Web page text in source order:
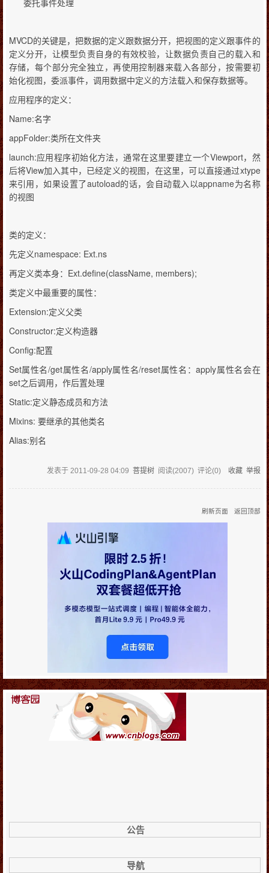
委托事件处理
MVCD的关键是，把数据的定义跟数据分开，把视图的定义跟事件的
定义分开，让模型负责自身的有效校验，让数据负责自己的载入和
存储，每个部分完全独立，再使用控制器来载入各部分，按需要初
始化视图，委派事件，调用数据中定义的方法载入和保存数据等。
应用程序的定义：
Name:名字
appFolder:类所在文件夹
launch:应用程序初始化方法，通常在这里要建立一个Viewport，然
后将View加入其中，已经定义的视图，在这里，可以直接通过xtype
来引用，如果设置了 autoload的话，会自动载入以appname为名称
的视图
类的定义：
先定义namespace: Ext.ns
再定义类本身： Ext.define(className, members);
类定义中最重要的属性：
Extension:定义父类
Constructor:定义构造器
Config:配置
Set属性名/get属性名 /apply属性名/reset属性名：apply属性名会在
set之后调用，作后置处理
Static:定义静态成员和方法
Mixins: 要继承的其他类名
Alias:别名
发表于 2011-09-28 04:09 菩提树阅读(2007) 评论(0) 收藏 举报
刷新页面 返回顶部
公告
导航